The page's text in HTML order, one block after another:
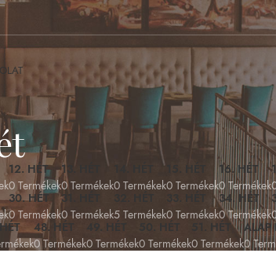
12. HÉT
0 Termékek
13. HÉT
0 Termékek0 Termékek
15. HÉT
0 Termékek
16. HÉT
0 Termékek
30. HÉT
0 Termékek
31. HÉT
0 Termékek5 Termékek
33. HÉT
0 Termékek
34. HÉT
0 Termékek
48. HÉT
0 Termékek
49. HÉT
0 Termékek
50. HÉT
0 Termékek
51. HÉT
0 Termékek
ALAP
0